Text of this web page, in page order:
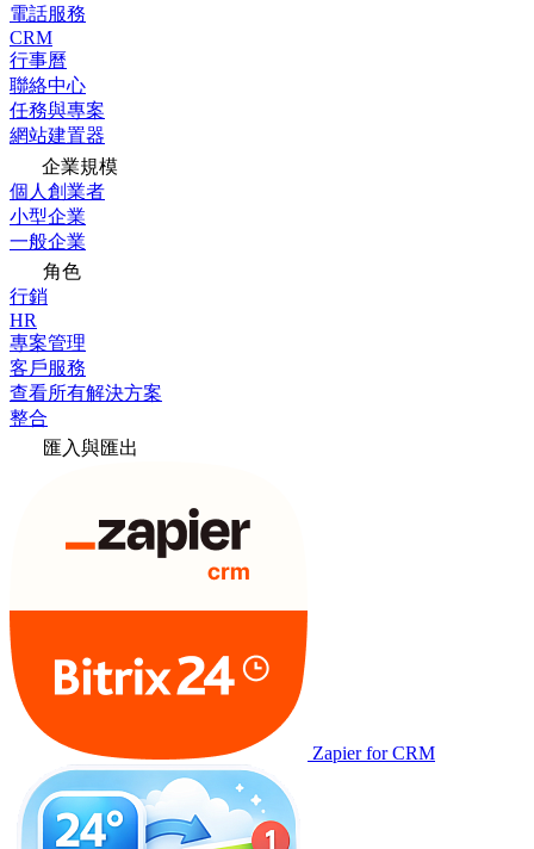
電話服務
CRM
行事曆
聯絡中心
任務與專案
網站建置器
企業規模
個人創業者
小型企業
一般企業
角色
行銷
HR
專案管理
客戶服務
查看所有解決方案
整合
匯入與匯出
Zapier for CRM